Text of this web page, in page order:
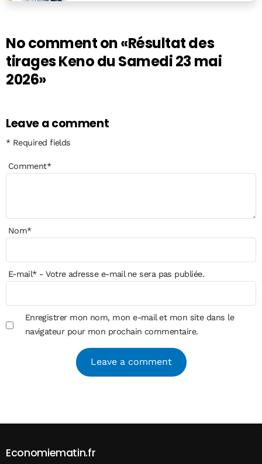
No comment on«Résultat des
tirages Keno du Samedi 23 mai
2026»
Leave a comment
* Required fields
Comment*
Nom*
E-mail*- Votre adresse e-mail ne sera pas publiée.
Enregistrer mon nom, mon e-mail et mon site dans le
navigateur pour mon prochain commentaire.
Economiematin.fr